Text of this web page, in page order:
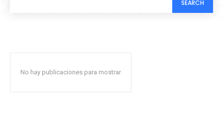
SEARCH
No hay publicaciones para mostrar